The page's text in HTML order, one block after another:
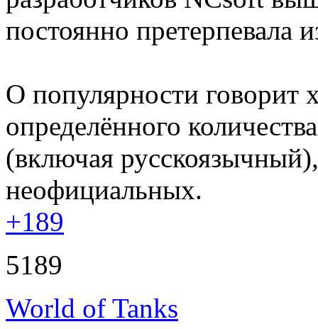
постоянно претерпевала
О популярности говорит
определённого
(включая
неофициальных.
+189
5189
World of Tanks